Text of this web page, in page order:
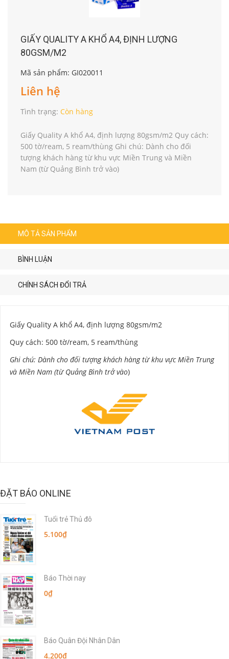
GIẤY QUALITY A KHỔ A4, ĐỊNH LƯỢNG
80GSM/M2
Mã sản phẩm: GI020011
Liên hệ
Tình trạng: Còn hàng
Giấy Quality A khổ A4, định lượng 80gsm/m2 Quy cách:
500 tờ/ream, 5 ream/thùng Ghi chú: Dành cho đối
tượng khách hàng từ khu vực Miền Trung và Miền
Nam (từ Quảng Bình trở vào)
MÔ TẢ SẢN PHẨM
BÌNH LUẬN
CHÍNH SÁCH ĐỔI TRẢ
Giấy Quality A khổ A4, định lượng 80gsm/m2
Quy cách: 500 tờ/ream, 5 ream/thùng
Ghi chú: Dành cho đối tượng khách hàng từ khu vực Miền Trung
và Miền Nam (từ Quảng Bình trở vào)
ĐẶT BÁO ONLINE
Tuổi trẻ Thủ đô
5.100₫
Báo Thời nay
0₫
Báo Quân Đội Nhân Dân
4.200₫